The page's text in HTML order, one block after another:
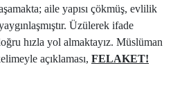
aile yapısı çökmüş, evlilik
Üzülerek ifade
hızla yol almaktayız. Müslüman
açıklaması, FELAKET!